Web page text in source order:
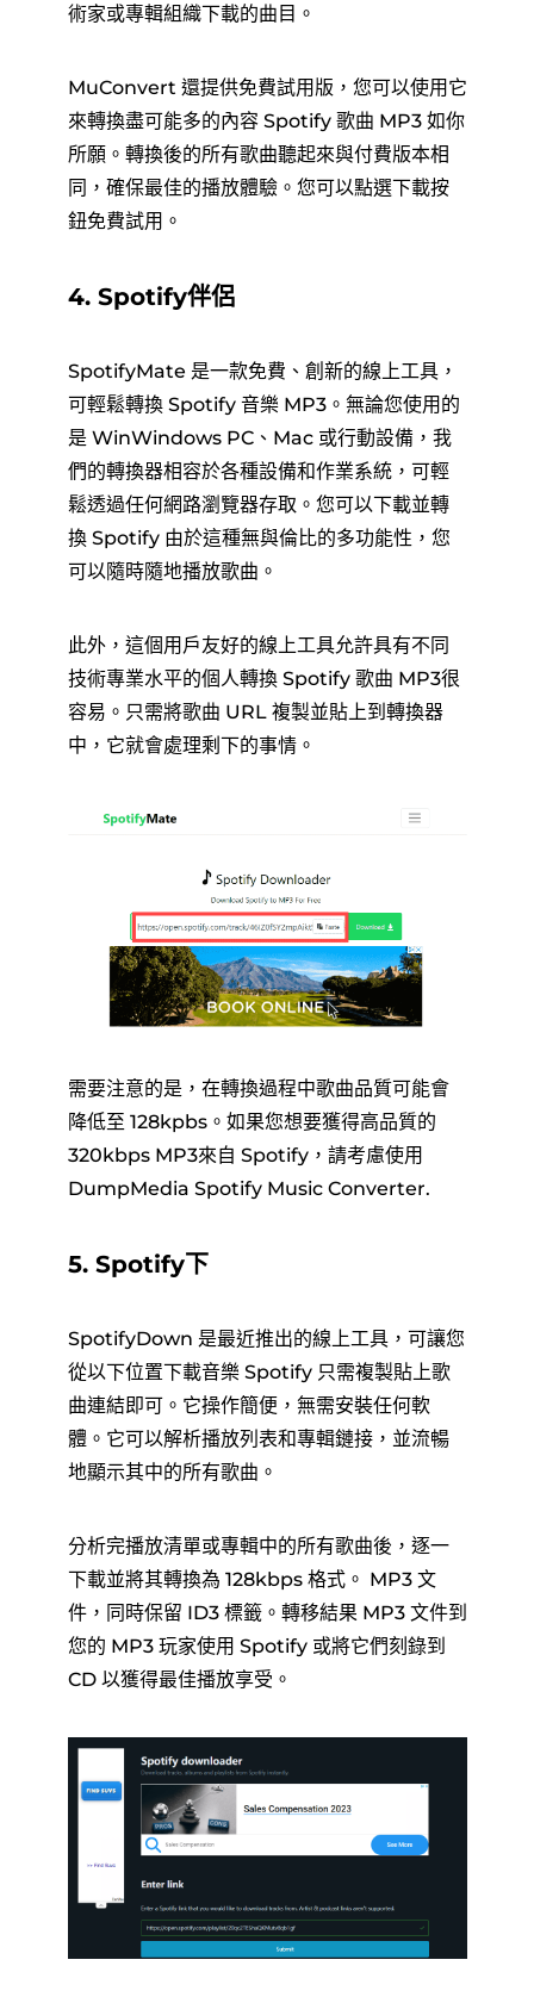
術家或專輯組織下載的曲目。
MuConvert 還提供免費試用版，您可以使用它
來轉換盡可能多的內容 Spotify 歌曲 MP3 如你
所願。轉換後的所有歌曲聽起來與付費版本相
同，確保最佳的播放體驗。您可以點選下載按
鈕免費試用。
4. Spotify伴侶
SpotifyMate 是一款免費、創新的線上工具，
可輕鬆轉換 Spotify 音樂 MP3。無論您使用的
是 WinWindows PC、Mac 或行動設備，我
們的轉換器相容於各種設備和作業系統，可輕
鬆透過任何網路瀏覽器存取。您可以下載並轉
換 Spotify 由於這種無與倫比的多功能性，您
可以隨時隨地播放歌曲。
此外，這個用戶友好的線上工具允許具有不同
技術專業水平的個人轉換 Spotify 歌曲 MP3很
容易。只需將歌曲 URL 複製並貼上到轉換器
中，它就會處理剩下的事情。
需要注意的是，在轉換過程中歌曲品質可能會
降低至 128kpbs。如果您想要獲得高品質的
320kbps MP3來自 Spotify，請考慮使用
DumpMedia Spotify Music Converter.
5. Spotify下
SpotifyDown 是最近推出的線上工具，可讓您
從以下位置下載音樂 Spotify 只需複製貼上歌
曲連結即可。它操作簡便，無需安裝任何軟
體。它可以解析播放列表和專輯鏈接，並流暢
地顯示其中的所有歌曲。
分析完播放清單或專輯中的所有歌曲後，逐一
下載並將其轉換為 128kbps 格式。 MP3 文
件，同時保留 ID3 標籤。轉移結果 MP3 文件到
您的 MP3 玩家使用 Spotify 或將它們刻錄到
CD 以獲得最佳播放享受。